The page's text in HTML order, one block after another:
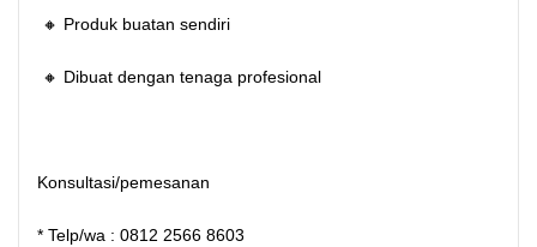
🔸 Produk buatan sendiri
🔸 Dibuat dengan tenaga profesional
Konsultasi/pemesanan
* Telp/wa : 0812 2566 8603